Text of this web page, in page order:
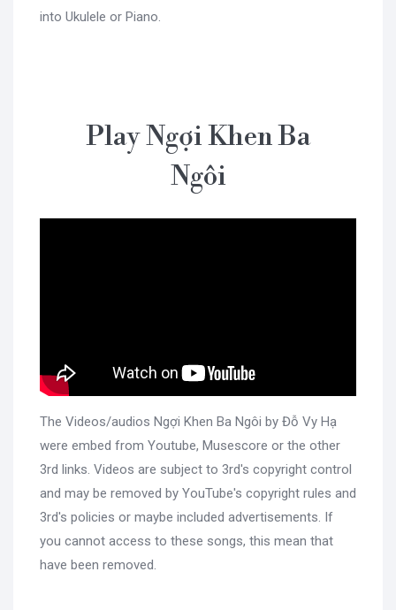
into Ukulele or Piano.
Play Ngợi Khen Ba
Ngôi
The Videos/audios Ngợi Khen Ba Ngôi by Đỗ Vy Hạ
were embed from Youtube, Musescore or the other
3rd links. Videos are subject to 3rd's copyright control
and may be removed by YouTube's copyright rules and
3rd's policies or maybe included advertisements. If
you cannot access to these songs, this mean that
have been removed.